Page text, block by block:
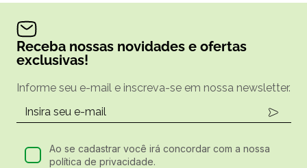
Receba nossas novidades e ofertas
exclusivas!
Informe seu e-mail e inscreva-se em nossa newsletter.
Ao se cadastrar você irá concordar com a nossa
política de privacidade.